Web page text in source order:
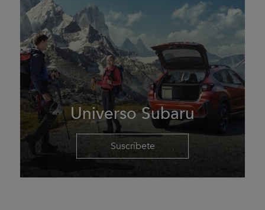
Universo Subaru
Suscríbete